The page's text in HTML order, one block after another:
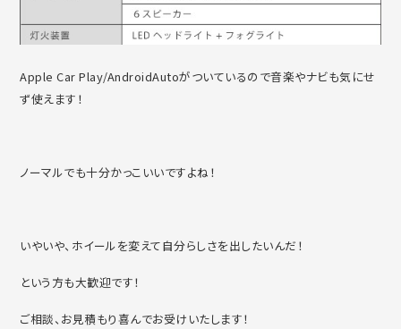
Apple Car Play/AndroidAutoがついているので音楽やナビも気にせ
ず使えます！
ノーマルでも十分かっこいいですよね！
いやいや、ホイールを変えて自分らしさを出したいんだ！
という方も大歓迎です！
ご相談、お見積もり喜んでお受けいたします！